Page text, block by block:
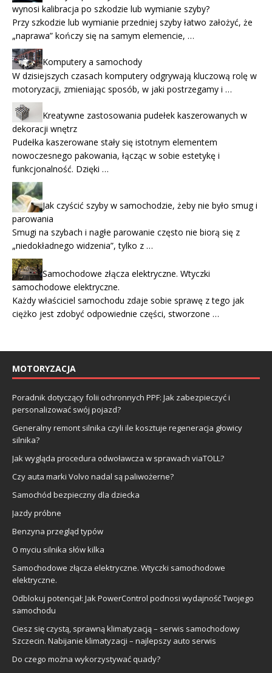
wynosi kalibracja po szkodzie lub wymianie szyby?
Przy szkodzie lub wymianie przedniej szyby łatwo założyć, że
„naprawa” kończy się na samym elemencie, …
Komputery a samochody
W dzisiejszych czasach komputery odgrywają kluczową rolę w
motoryzacji, zmieniając sposób, w jaki postrzegamy i …
Kreatywne zastosowania pudełek kaszerowanych w
dekoracji wnętrz
Pudełka kaszerowane stały się istotnym elementem
nowoczesnego pakowania, łącząc w sobie estetykę i
funkcjonalność. Dzięki …
Jak czyścić szyby w samochodzie, żeby nie było smug i
parowania
Smugi na szybach i nagłe parowanie często nie biorą się z
„niedokładnego widzenia”, tylko z …
Samochodowe złącza elektryczne. Wtyczki
samochodowe elektryczne.
Każdy właściciel samochodu zdaje sobie sprawę z tego jak
ciężko jest zdobyć odpowiednie części, stworzone …
MOTORYZACJA
Poradnik dotyczący folii ochronnych PPF: Jak zabezpieczyć i
personalizować swój pojazd?
Generalny remont silnika czyli ile kosztuje regeneracja głowicy
silnika?
Jak wygląda procedura odwoławcza w sprawach viaTOLL?
Czy auta marki Volvo nadal są paliwożerne?
Samochód bezpieczny dla dziecka
Jazdy próbne
Benzyna przegląd typów
O myciu silnika słów kilka
Samochodowe złącza elektryczne. Wtyczki samochodowe
elektryczne.
Odblokuj potencjał: Jak PowerControl podnosi wydajność Twojego
samochodu
Ciesz się czystą, sprawną klimatyzacją – serwis samochodowy
Szczecin. Nabijanie klimatyzacji – najlepszy auto serwis
Do czego można wykorzystywać quady?